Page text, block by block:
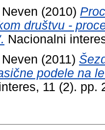
(2010)
društvu -
Nacionalni
(2011)
podele na
11 (2). pp.